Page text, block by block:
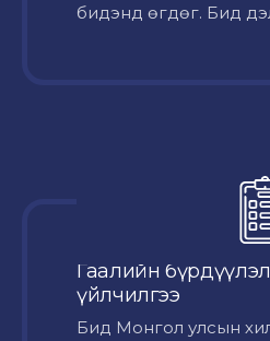
бидэнд өгдөг. Бид
Гаалийн
үйлчилгээ
Бид Монгол улсын